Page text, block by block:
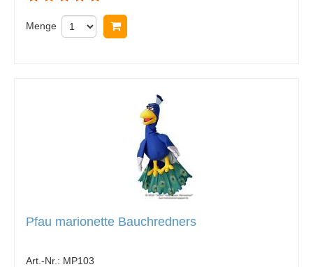
Menge
Pfau marionette Bauchredners
Art.-Nr.: MP103